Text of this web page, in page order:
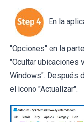
En la
"Opciones" en la
"Ocultar ubicaciones
Windows". Después
el icono "Actualizar".